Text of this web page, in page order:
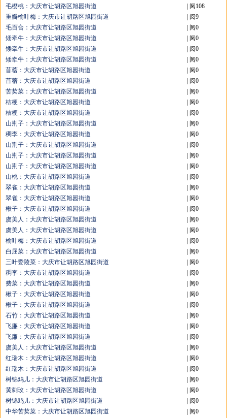
毛樱桃：大庆市让胡路区旭园街道
| 阅108
重瓣榆叶梅：大庆市让胡路区旭园街道
| 阅9
毛百合：大庆市让胡路区旭园街道
| 阅0
矮牵牛：大庆市让胡路区旭园街道
| 阅0
矮牵牛：大庆市让胡路区旭园街道
| 阅0
矮牵牛：大庆市让胡路区旭园街道
| 阅0
苜蓿：大庆市让胡路区旭园街道
| 阅0
苜蓿：大庆市让胡路区旭园街道
| 阅0
苦荬菜：大庆市让胡路区旭园街道
| 阅0
桔梗：大庆市让胡路区旭园街道
| 阅0
桔梗：大庆市让胡路区旭园街道
| 阅0
山荆子：大庆市让胡路区旭园街道
| 阅0
稠李：大庆市让胡路区旭园街道
| 阅0
山荆子：大庆市让胡路区旭园街道
| 阅0
山荆子：大庆市让胡路区旭园街道
| 阅0
山荆子：大庆市让胡路区旭园街道
| 阅0
山桃：大庆市让胡路区旭园街道
| 阅0
翠雀：大庆市让胡路区旭园街道
| 阅0
翠雀：大庆市让胡路区旭园街道
| 阅0
楸子：大庆市让胡路区旭园街道
| 阅0
虞美人：大庆市让胡路区旭园街道
| 阅0
虞美人：大庆市让胡路区旭园街道
| 阅0
榆叶梅：大庆市让胡路区旭园街道
| 阅0
白屈菜：大庆市让胡路区旭园街道
| 阅0
三叶委陵菜：大庆市让胡路区旭园街道
| 阅0
稠李：大庆市让胡路区旭园街道
| 阅0
费菜：大庆市让胡路区旭园街道
| 阅0
楸子：大庆市让胡路区旭园街道
| 阅0
楸子：大庆市让胡路区旭园街道
| 阅0
石竹：大庆市让胡路区旭园街道
| 阅0
飞廉：大庆市让胡路区旭园街道
| 阅0
飞廉：大庆市让胡路区旭园街道
| 阅0
虞美人：大庆市让胡路区旭园街道
| 阅0
红瑞木：大庆市让胡路区旭园街道
| 阅0
红瑞木：大庆市让胡路区旭园街道
| 阅0
树锦鸡儿：大庆市让胡路区旭园街道
| 阅0
黄刺玫：大庆市让胡路区旭园街道
| 阅0
树锦鸡儿：大庆市让胡路区旭园街道
| 阅0
中华苦荬菜：大庆市让胡路区旭园街道
| 阅0